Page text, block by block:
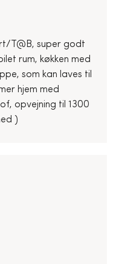
T@B, super godt
rum, køkken med
som kan laves til
hjem med
opvejning til 1300
)